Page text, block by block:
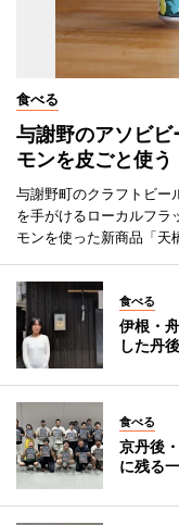
食べる
与謝野のアソビ
モンを皮ごと使う
与謝野町のクラフトビー
を手がけるローカルフラ
モンを使った新商品「天
食べる
伊根・
した丹
食べる
京丹後
に残る